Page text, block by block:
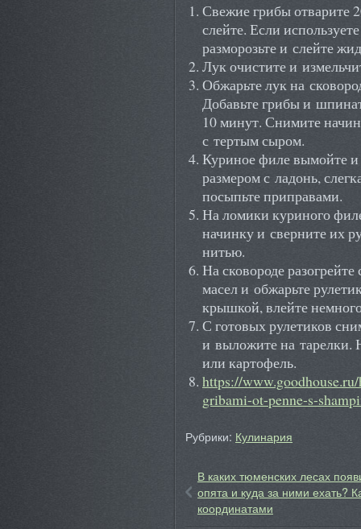
Свежие грибы отварите
слейте. Если
разморозьте и слейте
Лук очистите и
Обжарьте лук на
Добавьте грибы и
10 минут. Снимите
с тертым сыром.
Куриное филе вымойте
размером с ладонь,
посыпьте приправами.
На ломики куриного
начинку и сверните их
нитью.
На сковороде
масел и обжарьте
крышкой, влейте
С готовых рулетиков
и выложите на тарелки.
или картофель.
https://
gribami-ot-penne-s-
Рубрики: Кулинария
В каких тюменских лесах
опята и куда за ними ехать?
координатами